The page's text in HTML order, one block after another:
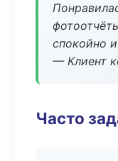
спокойно
— Клиент
Часто